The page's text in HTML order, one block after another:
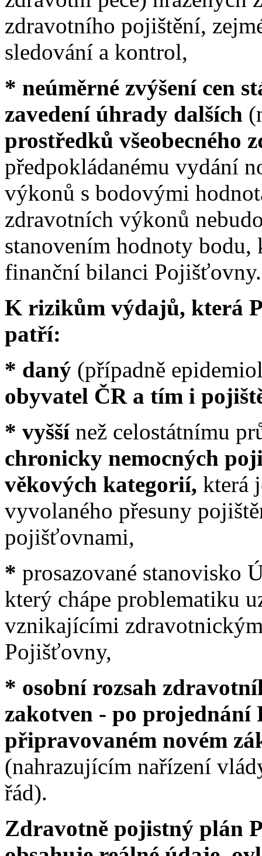
zdravotního pojištění,
sledování a kontrol,
* neúměrné zvýšení cen
zavedení úhrady dalších
prostředků všeobecného
předpokládanému vydání
výkonů s bodovými
zdravotních výkonů
stanovením hodnoty
finanční bilanci Pojišťovny.
K rizikům výdajů, která
patří:
* daný (případně
obyvatel ČR a tím i
* vyšší než celostátnímu
chronicky nemocných
věkových kategorií, která
vyvolaného přesuny
pojišťovnami,
* prosazované stanovisko
který chápe problematiku
vznikajícími
Pojišťovny,
* osobní rozsah
zakotven - po projednání
připravovaném novém
(nahrazujícím nařízení
řád).
Zdravotně pojistný plán